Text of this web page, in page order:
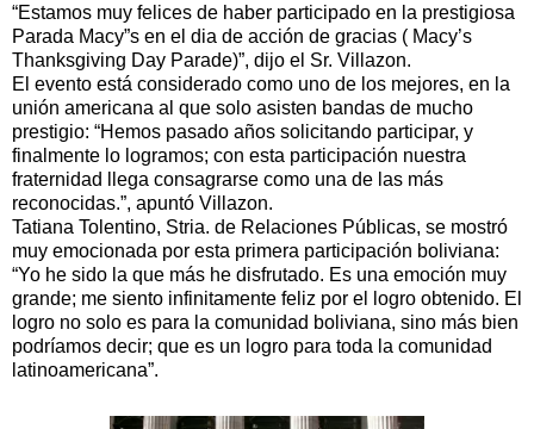
“Estamos muy felices de haber participado en la prestigiosa
Parada Macy”s en el dia de acción de gracias ( Macy’s
Thanksgiving Day Parade)”, dijo el Sr. Villazon.
El evento está considerado como uno de los mejores, en la
unión americana al que solo asisten bandas de mucho
prestigio: “Hemos pasado años solicitando participar, y
finalmente lo logramos; con esta participación nuestra
fraternidad llega consagrarse como una de las más
reconocidas.”, apuntó Villazon.
Tatiana Tolentino, Stria. de Relaciones Públicas, se mostró
muy emocionada por esta primera participación boliviana:
“Yo he sido la que más he disfrutado. Es una emoción muy
grande; me siento infinitamente feliz por el logro obtenido. El
logro no solo es para la comunidad boliviana, sino más bien
podríamos decir; que es un logro para toda la comunidad
latinoamericana”.